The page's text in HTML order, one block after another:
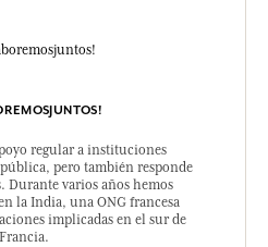
regular a instituciones
pero también responde
Durante varios años hemos
la India, una ONG francesa
implicadas en el sur de
Francia.